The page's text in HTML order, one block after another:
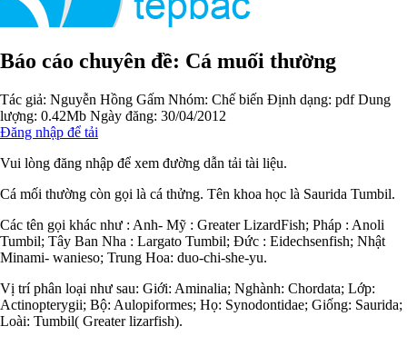
Báo cáo chuyên đề: Cá muối thường
Tác giả: Nguyễn Hồng Gấm Nhóm: Chế biến Định dạng: pdf Dung
lượng: 0.42Mb Ngày đăng: 30/04/2012
Đăng nhập để tải
Vui lòng đăng nhập để xem đường dẫn tải tài liệu.
Cá mối thường còn gọi là cá thửng. Tên khoa học là Saurida Tumbil.
Các tên gọi khác như : Anh- Mỹ : Greater LizardFish; Pháp : Anoli
Tumbil; Tây Ban Nha : Largato Tumbil; Đức : Eidechsenfish; Nhật
Minami- wanieso; Trung Hoa: duo-chi-she-yu.
Vị trí phân loại như sau: Giới: Aminalia; Nghành: Chordata; Lớp:
Actinopterygii; Bộ: Aulopiformes; Họ: Synodontidae; Giống: Saurida;
Loài: Tumbil( Greater lizarfish).